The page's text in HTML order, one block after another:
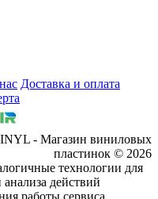
Доставка и оплата
- Магазин виниловых
пластинок © 2026
технологии для
действий
работы сервиса.